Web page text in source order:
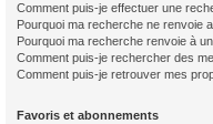
Comment puis-je effectuer une
Pourquoi ma recherche ne renvoie
Pourquoi ma recherche renvoie à
Comment puis-je rechercher des
Comment puis-je retrouver mes
Favoris et abonnements